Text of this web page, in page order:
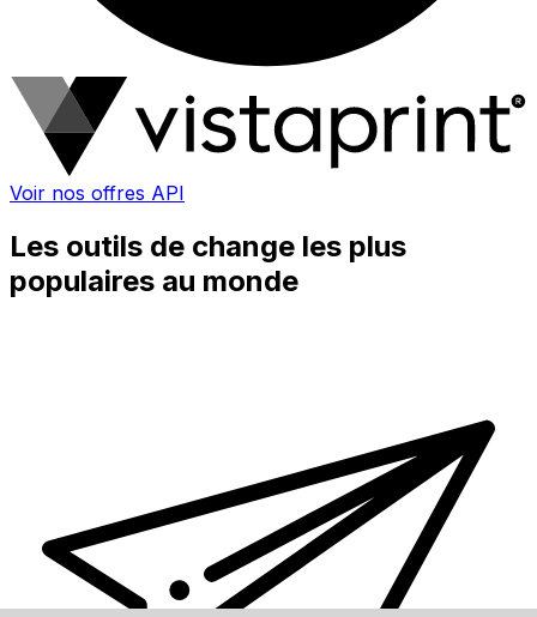
Voir nos offres API
Les outils de change les plus
populaires au monde